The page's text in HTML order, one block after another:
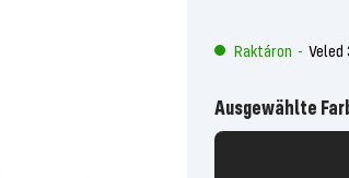
Raktáron - Veled
Ausgewählte